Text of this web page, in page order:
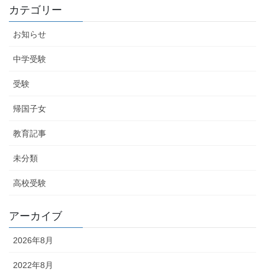
カテゴリー
お知らせ
中学受験
受験
帰国子女
教育記事
未分類
高校受験
アーカイブ
2026年8月
2022年8月